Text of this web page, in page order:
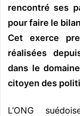
r
rencontré ses
pour faire le
Cet exerce
réalisées
dans le
citoyen des
L’ONG